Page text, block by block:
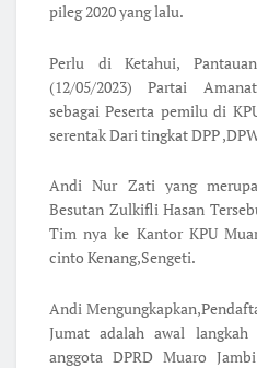
pileg 2020 yang lalu.
Perlu di Ketahui,
(12/05/2023) Partai
sebagai Peserta pemilu di
serentak Dari tingkat DPP
Andi Nur Zati yang
Besutan Zulkifli Hasan
Tim nya ke Kantor KPU
cinto Kenang,Sengeti.
Andi
Jumat adalah awal langkah
anggota DPRD Muaro